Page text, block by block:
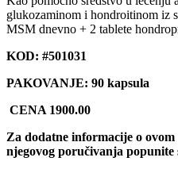
glukozaminom i hondroitinom iz
MSM dnevno + 2 tablete
KOD: #501031
PAKOVANJE: 90 kapsula
CENA 1900.00
Za dodatne informacije o
njegovog poručivanja popunite